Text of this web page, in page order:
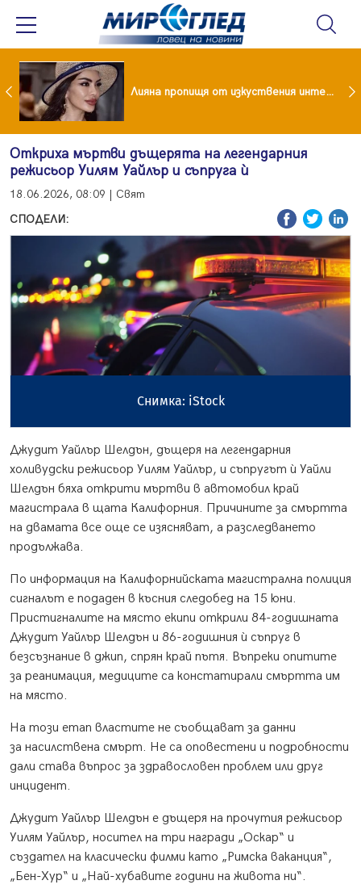
Популярен риалити герой заряза жена си заради друга Лияна пропищя от изкуствения интелект
Откриха мъртви дъщерята на легендарния
режисьор Уилям Уайлър и съпруга ѝ
18.06.2026, 08:09 | Свят
СПОДЕЛИ:
Снимка: iStock
Джудит Уайлър Шелдън, дъщеря на легендарния
холивудски режисьор Уилям Уайлър, и съпругът ѝ Уайли
Шелдън бяха открити мъртви в автомобил край
магистрала в щата Калифорния. Причините за смъртта
на двамата все още се изясняват, а разследването
продължава.
По информация на Калифорнийската магистрална полиция
сигналът е подаден в късния следобед на 15 юни.
Пристигналите на място екипи открили 84-годишната
Джудит Уайлър Шелдън и 86-годишния ѝ съпруг в
безсъзнание в джип, спрян край пътя. Въпреки опитите
за реанимация, медиците са констатирали смъртта им
на място.
На този етап властите не съобщават за данни
за насилствена смърт. Не са оповестени и подробности
дали става въпрос за здравословен проблем или друг
инцидент.
Джудит Уайлър Шелдън е дъщеря на прочутия режисьор
Уилям Уайлър, носител на три награди „Оскар“ и
създател на класически филми като „Римска ваканция“,
„Бен-Хур“ и „Най-хубавите години на живота ни“.